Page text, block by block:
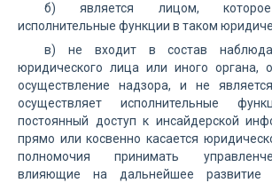
б) является лицом, которое
исполнительные функции в таком
в) не входит в состав
юридического лица или иного органа,
осуществление надзора, и не
осуществляет исполнительные
постоянный доступ к инсайдерской
прямо или косвенно касается
полномочия принимать
влияющие на дальнейшее развитие